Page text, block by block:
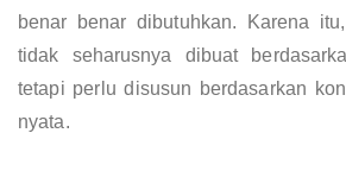
benar benar dibutuhkan. Karena
tidak seharusnya dibuat
tetapi perlu disusun berdasarkan
nyata.